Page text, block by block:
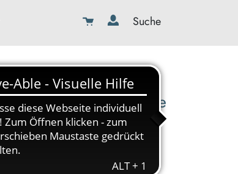
Suche
08179-423989-0
info@kbw-toelz-wor.de